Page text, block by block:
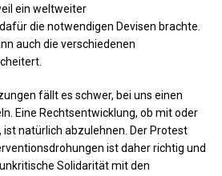
ein weltweiter
die notwendigen Devisen brachte.
auch die verschiedenen
fällt es schwer, bei uns einen
Eine Rechtsentwicklung, ob mit oder
natürlich abzulehnen. Der Protest
ist daher richtig und
Solidarität mit den